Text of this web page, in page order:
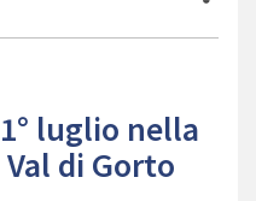
luglio nella
di Gorto